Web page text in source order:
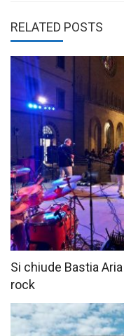
RELATED POSTS
Si chiude Bastia
rock